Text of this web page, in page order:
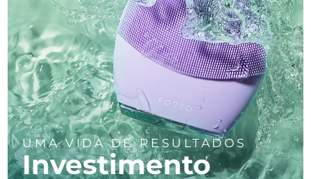
UMA VIDA DE RESULTADOS
Investimento